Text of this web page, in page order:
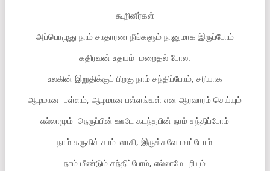
கூறினீர்கள்
அப்பொழுது நாம் சாதாரண நீங்களும் நானுமாக இருப்போம்
கதிரவன் உதயம் மறைதல் போல.
உலகின் இறுதிக்குப் பிறகு நாம் சந்திப்போம், சரியாக
ஆழமான பள்ளம், ஆழமான பள்ளங்கள் என ஆரவாரம் செய்யும்
எல்லாமும் நெருப்பின் ஊடே கடந்தபின் நாம் சந்திப்போம்
நாம் கருகிச் சாம்பலாகி, இருக்கவே மாட்டோம்
நாம் மீண்டும் சந்திப்போம், எல்லாமே புரியும்